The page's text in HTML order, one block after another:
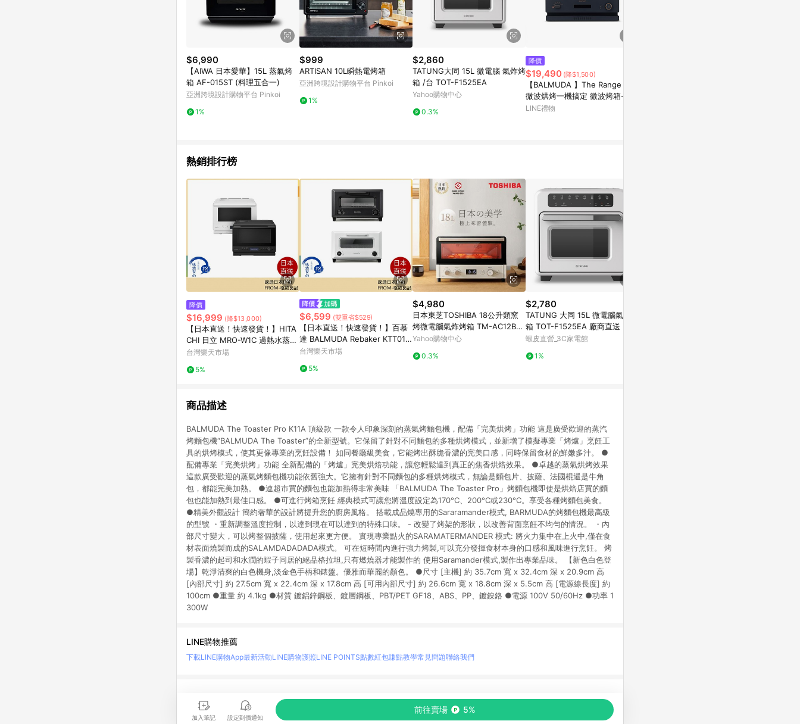
$6,990
【AIWA 日本愛華】15L 蒸氣烤
箱 AF-015ST (料理五合一)
亞洲跨境設計購物平台 Pinkoi
1%
$999
ARTISAN 10L瞬熱電烤箱
亞洲跨境設計購物平台 Pinkoi
1%
$2,860
TATUNG大同 15L 微電腦 氣炸烤
箱 /台 TOT-F1525EA
Yahoo購物中心
0.3%
降價
$19,490 (降$1,500)
【BALMUDA 】The Range 20L
微波烘烤一機搞定 微波烤箱-深
灰玫瑰金 K09C-DG 台灣公司貨
LINE禮物
熱銷排行榜
降價
$16,999 (降$13,000)
【日本直送！快速發貨！】HITA
CHI 日立 MRO-W1C 過熱水蒸氣
水波爐 30L 微波爐 微波烤箱 24
台灣樂天市場
5%
$6,599 (雙重省$529)
【日本直送！快速發貨！】百慕
達 BALMUDA Rebaker KTT01J
P 烤箱 烤吐司 烤麵包機 24年款
台灣樂天市場
5%
$4,980
日本東芝TOSHIBA 18公升類窯
烤微電腦氣炸烤箱 TM-AC12BZP
(AT)
Yahoo購物中心
0.3%
$2,780
TATUNG 大同 15L 微電腦氣炸烤
箱 TOT-F1525EA 廠商直送
蝦皮直營_3C家電館
1%
商品描述
BALMUDA The Toaster Pro K11A 頂級款 一款令人印象深刻的蒸氣烤麵包機，配備「完美烘烤」功能 這是廣受歡迎的蒸汽
烤麵包機“BALMUDA The Toaster”的全新型號。它保留了針對不同麵包的多種烘烤模式，並新增了模擬專業「烤爐」烹飪工
具的烘烤模式，使其更像專業的烹飪設備！ 如同餐廳級美食，它能烤出酥脆香濃的完美口感，同時保留食材的鮮嫩多汁。 ●
配備專業「完美烘烤」功能 全新配備的「烤爐」完美烘焙功能，讓您輕鬆達到真正的焦香烘焙效果。 ●卓越的蒸氣烘烤效果
這款廣受歡迎的蒸氣烤麵包機功能依舊強大。它擁有針對不同麵包的多種烘烤模式，無論是麵包片、披薩、法國棍還是牛角
包，都能完美加熱。 ●連超市買的麵包也能加熱得非常美味 「BALMUDA The Toaster Pro」烤麵包機即使是烘焙店買的麵
包也能加熱到最佳口感。 ●可進行烤箱烹飪 經典模式可讓您將溫度設定為170°C、200°C或230°C。享受各種烤麵包美食。
●精美外觀設計 簡約奢華的設計將提升您的廚房風格。 搭載成品燒專用的Sararamander模式, BARMUDA的烤麵包機最高級
的型號 ・重新調整溫度控制，以達到現在可以達到的特殊口味。 - 改變了烤架的形狀，以改善背面烹飪不均勻的情況。 ・內
部尺寸變大，可以烤整個披薩，使用起來更方便。 實現專業點火的SARAMATERMANDER 模式: 將火力集中在上火中,僅在食
材表面燒製而成的SALAMDADADADA模式。 可在短時間內進行強力烤製,可以充分發揮食材本身的口感和風味進行烹飪。 烤
製香濃的起司和水潤的蝦子同居的絕品格拉坦,只有燃燒器才能製作的 使用Saramander模式,製作出專業品味。 【新色白色登
場】乾淨清爽的白色機身,淡金色手柄和錶盤。優雅而華麗的顏色。 ●尺寸 [主機] 約 35.7cm 寬 x 32.4cm 深 x 20.9cm 高
[內部尺寸] 約 27.5cm 寬 x 22.4cm 深 x 17.8cm 高 [可用內部尺寸] 約 26.6cm 寬 x 18.8cm 深 x 5.5cm 高 [電源線長度] 約
100cm ●重量 約 4.1kg ●材質 鍍鋁鋅鋼板、鍍層鋼板、PBT/PET GF18、ABS、PP、鍍鎳鉻 ●電源 100V 50/60Hz ●功率 1
300W
加入筆記 設定到價通知
前往賣場 5%
LINE購物推薦
下載LINE購物App最新活動LINE購物護照LINE POINTS點數紅包賺點教學常見問題聯絡我們
LINE 購物是匯集購物情報與商品資訊的整合性平台，並依購物情報中的趨勢與風格做合作網路商家的延伸商品推薦，商品資料更新會有
時間差，請務必點擊商品至各合作網路商家，確認現售價與購物條件，一切資訊以合作廠商網頁為準。